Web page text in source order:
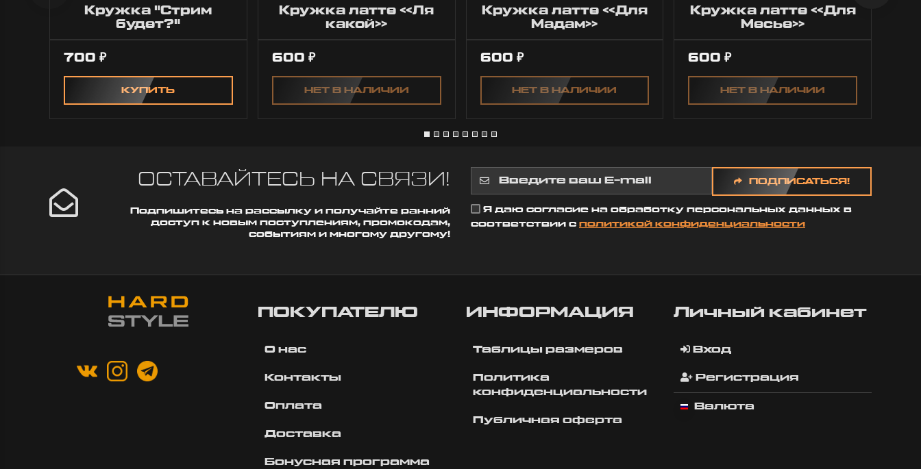
Кружка "Стрим
будет?"
700 ₽
КУПИТЬ
Кружка латте «Ля
какой»
600 ₽
НЕТ В НАЛИЧИИ
Кружка латте «Для
Мадам»
600 ₽
НЕТ В НАЛИЧИИ
Кружка латте «Для
Месье»
600₽
НЕТ В НАЛИЧИИ
ОСТАВАЙТЕСЬ НА СВЯЗИ!
Подпишитесь на рассылку и получайте ранний
доступ к новым поступлениям, промокодам,
событиям и многому другому!
ПОДПИСАТЬСЯ!
Я даю согласие на обработку персональных данных в
соответствии с политикой конфиденциальности
ПОКУПАТЕЛЮ
О нас
Контакты
Оплата
Доставка
Бонусная программа
ИНФОРМАЦИЯ
Таблицы размеров
Политика
конфиденциальности
Публичная оферта
Личный кабинет
Вход
Регистрация
Валюта